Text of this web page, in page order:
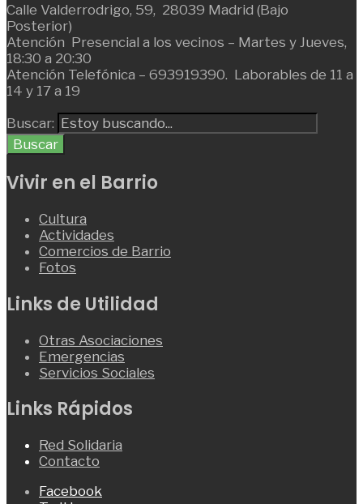
Calle Valderrodrigo, 59, 28039 Madrid (Bajo
Posterior)
Atención Presencial a los vecinos – Martes y Jueves,
18:30 a 20:30
Atención Telefónica – 693919390. Laborables de 11 a
14 y 17 a 19
Buscar:
Buscar
Vivir en el Barrio
Cultura
Actividades
Comercios de Barrio
Fotos
Links de Utilidad
Otras Asociaciones
Emergencias
Servicios Sociales
Links Rápidos
Red Solidaria
Contacto
Facebook